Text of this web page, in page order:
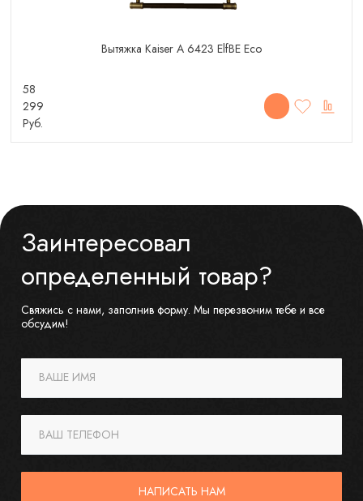
Вытяжка Kaiser A 6423 ElfBE Eco
58
299
Руб.
Заинтересовал
определенный товар?
Свяжись с нами, заполнив форму. Мы перезвоним тебе и все
обсудим!
ВАШЕ ИМЯ
ВАШ ТЕЛЕФОН
НАПИСАТЬ НАМ